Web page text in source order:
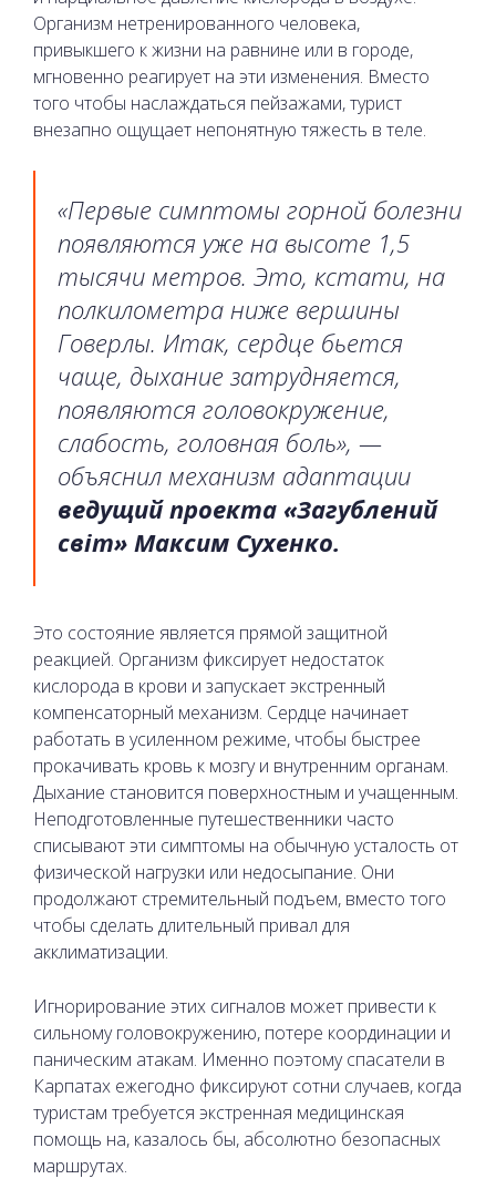
Организм нетренированного человека,
привыкшего к жизни на равнине или в городе,
мгновенно реагирует на эти изменения. Вместо
того чтобы наслаждаться пейзажами, турист
внезапно ощущает непонятную тяжесть в теле.
«Первые симптомы горной болезни
появляются уже на высоте 1,5
тысячи метров. Это, кстати, на
полкилометра ниже вершины
Говерлы. Итак, сердце бьется
чаще, дыхание затрудняется,
появляются головокружение,
слабость, головная боль», —
объяснил механизм адаптации
ведущий проекта «Загублений
світ» Максим Сухенко.
Это состояние является прямой защитной
реакцией. Организм фиксирует недостаток
кислорода в крови и запускает экстренный
компенсаторный механизм. Сердце начинает
работать в усиленном режиме, чтобы быстрее
прокачивать кровь к мозгу и внутренним органам.
Дыхание становится поверхностным и учащенным.
Неподготовленные путешественники часто
списывают эти симптомы на обычную усталость от
физической нагрузки или недосыпание. Они
продолжают стремительный подъем, вместо того
чтобы сделать длительный привал для
акклиматизации.
Игнорирование этих сигналов может привести к
сильному головокружению, потере координации и
паническим атакам. Именно поэтому спасатели в
Карпатах ежегодно фиксируют сотни случаев, когда
туристам требуется экстренная медицинская
помощь на, казалось бы, абсолютно безопасных
маршрутах.